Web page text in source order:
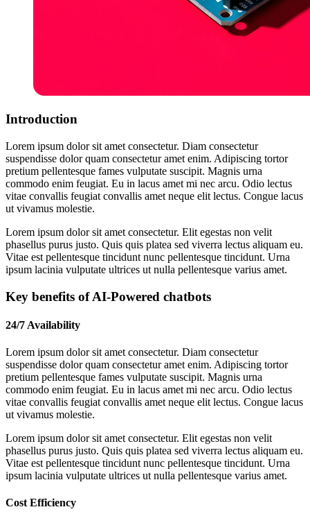
Introduction
Lorem ipsum dolor sit amet consectetur. Diam consectetur
suspendisse dolor quam consectetur amet enim. Adipiscing tortor
pretium pellentesque fames vulputate suscipit. Magnis urna
commodo enim feugiat. Eu in lacus amet mi nec arcu. Odio lectus
vitae convallis feugiat convallis amet neque elit lectus. Congue lacus
ut vivamus molestie.
Lorem ipsum dolor sit amet consectetur. Elit egestas non velit
phasellus purus justo. Quis quis platea sed viverra lectus aliquam eu.
Vitae est pellentesque tincidunt nunc pellentesque tincidunt. Urna
ipsum lacinia vulputate ultrices ut nulla pellentesque varius amet.
Key benefits of AI-Powered chatbots
24/7 Availability
Lorem ipsum dolor sit amet consectetur. Diam consectetur
suspendisse dolor quam consectetur amet enim. Adipiscing tortor
pretium pellentesque fames vulputate suscipit. Magnis urna
commodo enim feugiat. Eu in lacus amet mi nec arcu. Odio lectus
vitae convallis feugiat convallis amet neque elit lectus. Congue lacus
ut vivamus molestie.
Lorem ipsum dolor sit amet consectetur. Elit egestas non velit
phasellus purus justo. Quis quis platea sed viverra lectus aliquam eu.
Vitae est pellentesque tincidunt nunc pellentesque tincidunt. Urna
ipsum lacinia vulputate ultrices ut nulla pellentesque varius amet.
Cost Efficiency